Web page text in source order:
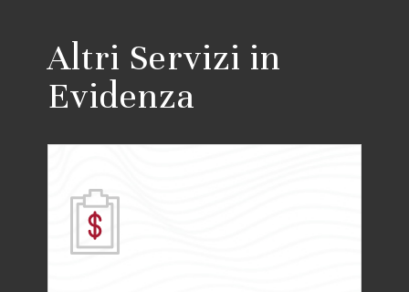
Altri Servizi in
Evidenza